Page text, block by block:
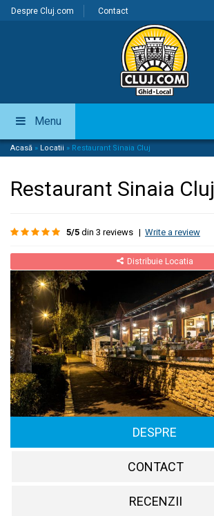
Despre Cluj.com Contact
Menu
Acasă » Locatii » Restaurant Sinaia Cluj
Restaurant Sinaia Cluj
5/5 din 3 reviews | Write a review
Distribuie Locatia
DESPRE
CONTACT
RECENZII